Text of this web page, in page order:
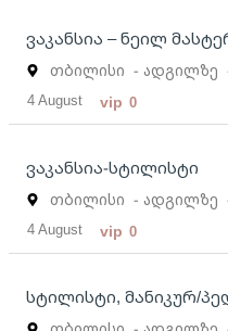
ვაკანსია – ნეილ
თბილისი - ადგილზე
4 August vip 0
ვაკანსია-სტილისტი
თბილისი - ადგილზე
4 August vip 0
სტილისტი, მანიკურ/